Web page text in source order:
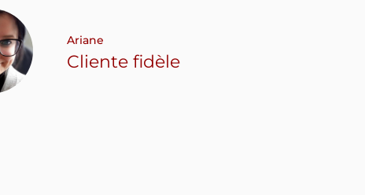
Ariane
Cliente fidèle